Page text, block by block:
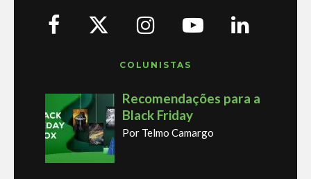
COLUNISTAS
Recomendações para a
Black Friday
Por Telmo Camargo